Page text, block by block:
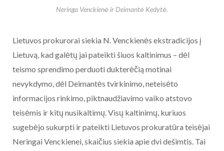
Neringa Venckienė ir Deimantė Kedytė.
Lietuvos prokurorai siekia N. Venckienės ekstradicijos į
Lietuvą, kad galėtų jai pateikti šiuos kaltinimus – dėl
teismo sprendimo perduoti dukterėčią motinai
nevykdymo, dėl Deimantės tvirkinimo, neteisėto
informacijos rinkimo, piktnaudžiavimo vaiko atstovo
teisėmis ir kitų nusikaltimų. Visų kaltinimų, kuriuos
sugebėjo sukurpti ir pateikti Lietuvos prokuratūra teisėjai
Neringai Venckienei, skaičius siekia apie dvi dešimtis. Tai